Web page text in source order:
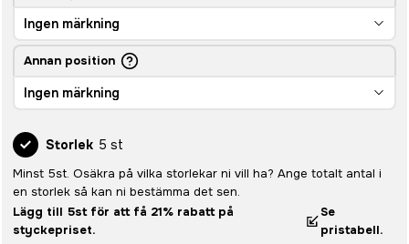
Ingen märkning
Annan position
Ingen märkning
Storlek 5 st
Minst 5st. Osäkra på vilka storlekar ni vill ha? Ange totalt antal i
en storlek så kan ni bestämma det sen.
Lägg till 5st för att få 21% rabatt på
styckepriset.
Se
pristabell.